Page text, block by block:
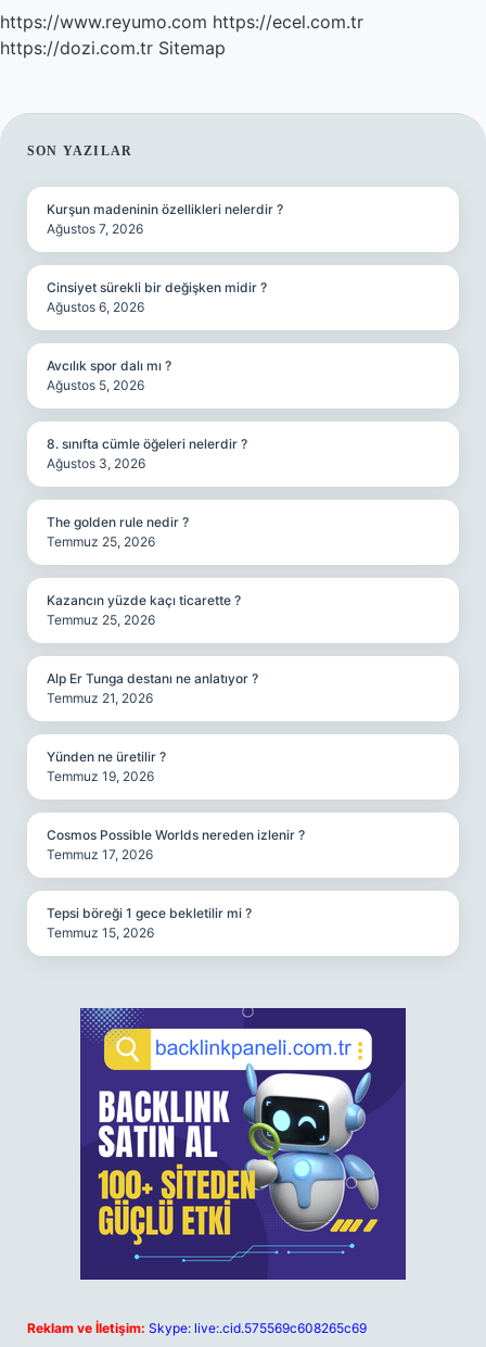
https://www.reyumo.com https://ecel.com.tr
https://dozi.com.tr Sitemap
SIDEBAR
SON YAZILAR
Kurşun madeninin özellikleri nelerdir ?
Ağustos 7, 2026
Cinsiyet sürekli bir değişken midir ?
Ağustos 6, 2026
Avcılık spor dalı mı ?
Ağustos 5, 2026
8. sınıfta cümle öğeleri nelerdir ?
Ağustos 3, 2026
The golden rule nedir ?
Temmuz 25, 2026
Kazancın yüzde kaçı ticarette ?
Temmuz 25, 2026
Alp Er Tunga destanı ne anlatıyor ?
Temmuz 21, 2026
Yünden ne üretilir ?
Temmuz 19, 2026
Cosmos Possible Worlds nereden izlenir ?
Temmuz 17, 2026
Tepsi böreği 1 gece bekletilir mi ?
Temmuz 15, 2026
Reklam ve İletişim: Skype: live:.cid.575569c608265c69